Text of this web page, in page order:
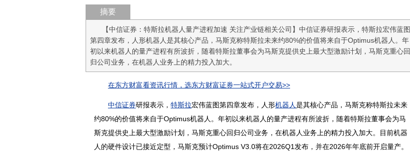
摘要
【中信证券：特斯拉机器人量产进程加速 关注产业链相关公司】中信证券研报表示，特斯拉宏伟蓝图
第四章发布，人形机器人是其核心产品，马斯克称特斯拉未来约80%的价值将来自于Optimus机器人。年
初以来机器人的量产进程有所波折，随着特斯拉董事会为马斯克提供史上最大型激励计划，马斯克重心回
归公司业务，在机器人业务上的精力投入加大。
在东方财富看资讯行情，选东方财富证券一站式开户交易>>
中信证券研报表示， 特斯拉宏伟蓝图第四章发布，人形机器人是其核心产品，马斯克称特斯拉未来
约80%的价值将来自于Optimus机器人 。年初以来机器人 的量产进程有所波折，随着特斯拉董事会为马
斯克提供史上最大型激励计划，马斯克重心回归公司业务，在机器人业务上的精力投入加大。目前机器
人的硬件设计已接近定型，马斯克预计Optimus V3.0将在2026Q1发布，并在2026年年底前开启量产。